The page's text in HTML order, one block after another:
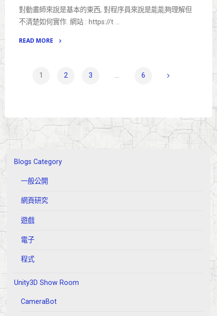
漫
人
的
對動畫師來說是基本的東西, 對程序員來說是能能夠理解但
不清楚如何實作. 網站 : https://t …
READ MORE
原
章
1 2 3 ... 6
Blogs Category
一般公開
網頁研究
遊戲
電子
程式
Unity3D Show Room
CameraBot